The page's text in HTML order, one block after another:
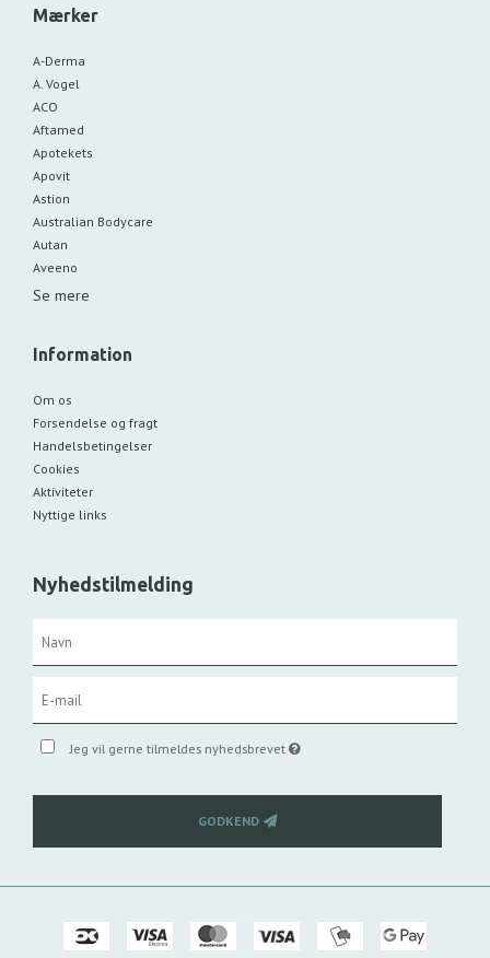
Mærker
A-Derma
A. Vogel
ACO
Aftamed
Apotekets
Apovit
Astion
Australian Bodycare
Autan
Aveeno
Se mere
Information
Om os
Forsendelse og fragt
Handelsbetingelser
Cookies
Aktiviteter
Nyttige links
Nyhedstilmelding
Jeg vil gerne tilmeldes nyhedsbrevet
GODKEND